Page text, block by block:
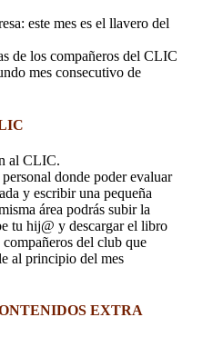
este mes es el llavero del
de los compañeros del CLIC
mes consecutivo de
al CLIC.
donde poder evaluar
y escribir una pequeña
área podrás subir la
tu hij@ y descargar el libro
compañeros del club que
al principio del mes
EXTRA